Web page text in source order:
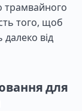
трамвайного
того, щоб
від
для